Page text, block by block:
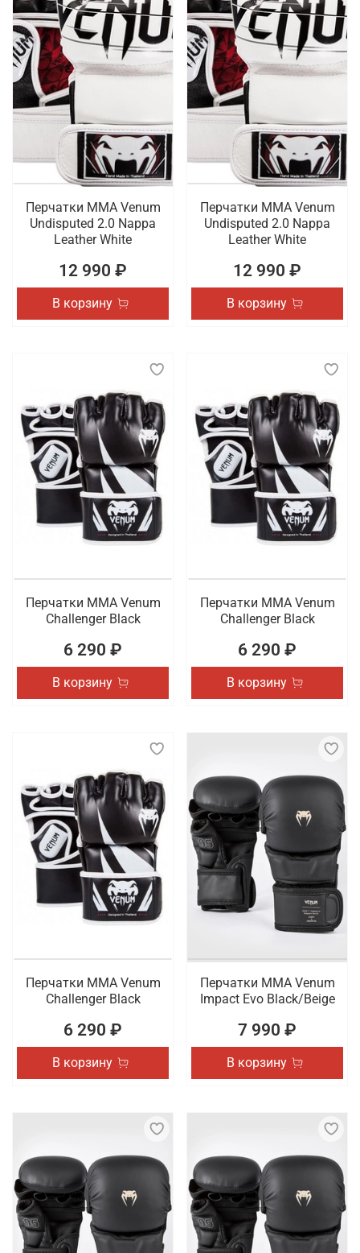
Перчатки ММА Venum
Undisputed 2.0 Nappa
Leather White
12 990 ₽
В корзину
Перчатки ММА Venum
Undisputed 2.0 Nappa
Leather White
12 990 ₽
В корзину
Перчатки ММА Venum
Challenger Black
6 290 ₽
В корзину
Перчатки ММА Venum
Challenger Black
6 290 ₽
В корзину
Перчатки ММА Venum
Challenger Black
6 290 ₽
В корзину
Перчатки ММА Venum
Impact Evo Black/Beige
7 990 ₽
В корзину